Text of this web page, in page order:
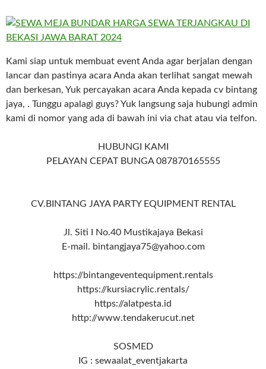
Kami siap untuk membuat event Anda agar berjalan dengan
lancar dan pastinya acara Anda akan terlihat sangat mewah
dan berkesan, Yuk percayakan acara Anda kepada cv bintang
jaya, . Tunggu apalagi guys? Yuk langsung saja hubungi admin
kami di nomor yang ada di bawah ini via chat atau via telfon.
HUBUNGI KAMI
PELAYAN CEPAT BUNGA 087870165555
CV.BINTANG JAYA PARTY EQUIPMENT RENTAL
Jl. Siti I No.40 Mustikajaya Bekasi
E-mail. bintangjaya75@yahoo.com
https://bintangeventequipment.rentals
https://kursiacrylic.rentals/
https://alatpesta.id
http://www.tendakerucut.net
SOSMED
IG : sewaalat_eventjakarta